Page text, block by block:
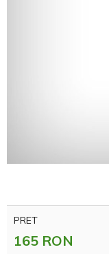
PRET
165 RON